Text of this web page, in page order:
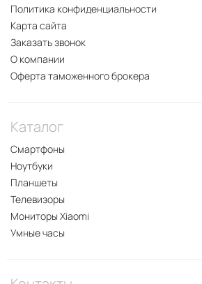
Политика конфиденциальности
Карта сайта
Заказать звонок
О компании
Оферта таможенного брокера
Каталог
Смартфоны
Ноутбуки
Планшеты
Телевизоры
Мониторы Xiaomi
Умные часы